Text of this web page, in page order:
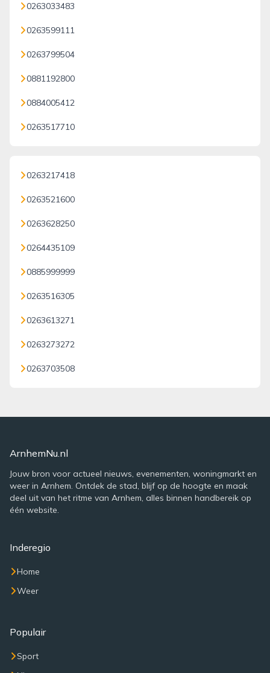
0263033483
0263599111
0263799504
0881192800
0884005412
0263517710
0263217418
0263521600
0263628250
0264435109
0885999999
0263516305
0263613271
0263273272
0263703508
ArnhemNu.nl
Jouw bron voor actueel nieuws, evenementen, woningmarkt en
weer in Arnhem. Ontdek de stad, blijf op de hoogte en maak
deel uit van het ritme van Arnhem, alles binnen handbereik op
één website.
Inderegio
Home
Weer
Populair
Sport